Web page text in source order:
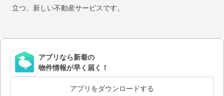
立つ、新しい不動産サービスです。
アプリなら新着の
物件情報が早く届く！
アプリをダウンロードする